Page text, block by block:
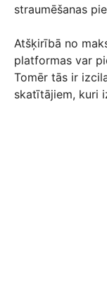
straumēšanas
Atšķirībā no
platformas var
Tomēr tās ir
skatītājiem, kuri